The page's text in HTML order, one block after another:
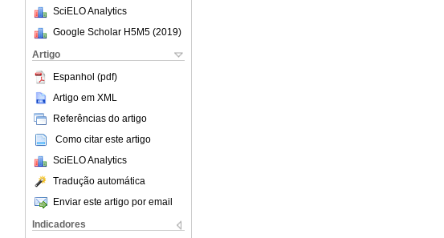
SciELO Analytics
Google Scholar H5M5 (2019)
Artigo
Espanhol (pdf)
Artigo em XML
Referências do artigo
Como citar este artigo
SciELO Analytics
Tradução automática
Enviar este artigo por email
Indicadores